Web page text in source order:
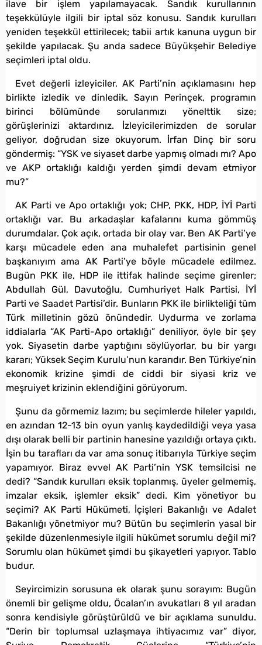
ilave bir işlem yapılamayacak. Sandık kurullarının
teşekkülüyle ilgili bir iptal söz konusu. Sandık kurulları
yeniden teşekkül ettirilecek; tabii artık kanuna uygun bir
şekilde yapılacak. Şu anda sadece Büyükşehir Belediye
seçimleri iptal oldu.
Evet değerli izleyiciler, AK Parti’nin açıklamasını hep
birlikte izledik ve dinledik. Sayın Perinçek, programın
birinci bölümünde sorularımızı yönelttik size;
görüşlerinizi aktardınız. İzleyicilerimizden de sorular
geliyor, doğrudan size okuyorum. İrfan Dinç bir soru
göndermiş: “YSK ve siyaset darbe yapmış olmadı mı? Apo
ve AKP ortaklığı kaldığı yerden şimdi devam etmiyor
mu?”
AK Parti ve Apo ortaklığı yok; CHP, PKK, HDP, İYİ Parti
ortaklığı var. Bu arkadaşlar kafalarını kuma gömmüş
durumdalar. Çok açık, ortada bir olay var. Ben AK Parti’ye
karşı mücadele eden ana muhalefet partisinin genel
başkanıyım ama AK Parti’ye böyle mücadele edilmez.
Bugün PKK ile, HDP ile ittifak halinde seçime girenler;
Abdullah Gül, Davutoğlu, Cumhuriyet Halk Partisi, İYİ
Parti ve Saadet Partisi’dir. Bunların PKK ile birlikteliği tüm
Türk milletinin gözü önündedir. Uydurma ve zorlama
iddialarla “AK Parti-Apo ortaklığı” deniliyor, öyle bir şey
yok. Siyasetin darbe yaptığını söylüyorlar, bu bir yargı
kararı; Yüksek Seçim Kurulu’nun kararıdır. Ben Türkiye’nin
ekonomik krizine şimdi de ciddi bir siyasi kriz ve
meşruiyet krizinin eklendiğini görüyorum.
Şunu da görmemiz lazım; bu seçimlerde hileler yapıldı,
en azından 12-13 bin oyun yanlış kaydedildiği veya yasa
dışı olarak belli bir partinin hanesine yazıldığı ortaya çıktı.
İşin bu tarafları da var ama sonuç itibarıyla Türkiye seçim
yapamıyor. Biraz evvel AK Parti’nin YSK temsilcisi ne
dedi? “Sandık kurulları eksik toplanmış, üyeler gelmemiş,
imzalar eksik, işlemler eksik” dedi. Kim yönetiyor bu
seçimi? AK Parti Hükümeti, İçişleri Bakanlığı ve Adalet
Bakanlığı yönetmiyor mu? Bütün bu seçimlerin yasal bir
şekilde düzenlenmesiyle ilgili hükümet sorumlu değil mi?
Sorumlu olan hükümet şimdi bu şikayetleri yapıyor. Tablo
budur.
Seyircimizin sorusuna ek olarak şunu sorayım: Bugün
önemli bir gelişme oldu, Öcalan’ın avukatları 8 yıl aradan
sonra kendisiyle görüştürüldü ve bir açıklama sunuldu.
“Derin bir toplumsal uzlaşmaya ihtiyacımız var” diyor,